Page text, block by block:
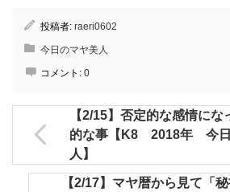
投稿者: raeri0602
今日のマヤ美人
コメント: 0
【2/15】否定的な感情にな
的な事【K8 2018年 今日
人】
【2/17】マヤ暦から見て「